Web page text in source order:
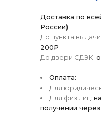
Доставка по
России)
До пункта
200₽
До двери СДЭК:
Оплата:
Для
Для физ лиц:
получении